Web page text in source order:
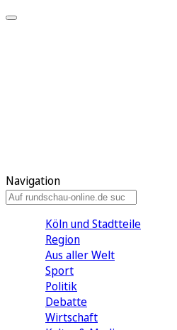
Navigation
Köln und Stadtteile
Region
Aus aller Welt
Sport
Politik
Debatte
Wirtschaft